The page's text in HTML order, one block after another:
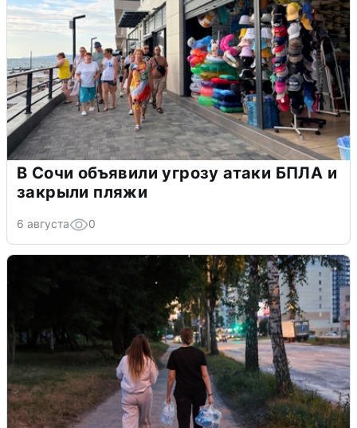
В Сочи объявили угрозу атаки БПЛА и
закрыли пляжи
6 августа 0